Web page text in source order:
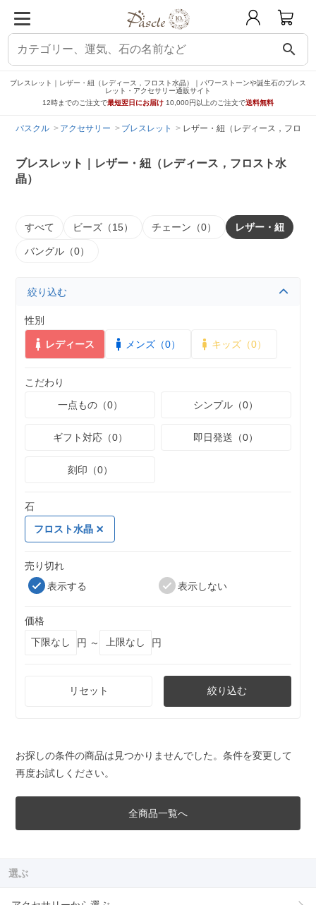
search
ブレスレット｜レザー・紐（レディース，フロスト水晶）｜パワーストーンや誕生石のブレス
レット・アクセサリー通販サイト
12時までのご注文で最短翌日にお届け 10,000円以上のご注文で送料無料
パスクル アクセサリー ブレスレット レザー・紐（レディース，フロス
ブレスレット｜レザー・紐（レディース，フロスト水
晶）
すべて ビーズ（15） チェーン（0） レザー・紐
バングル（0）
絞り込む
性別
レディース メンズ（0） キッズ（0）
こだわり
一点もの（0）
シンプル（0）
ギフト対応（0） 即日発送（0）
刻印（0）
石
フロスト水晶
売り切れ
表示する
表示しない
価格
円 ～
円
リセット 絞り込む
お探しの条件の商品は見つかりませんでした。条件を変更して
再度お試しください。
全商品一覧へ
選ぶ